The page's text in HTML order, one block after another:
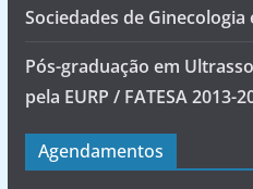
Sociedades de
Pós-graduação em
pela EURP / FATESA 2013-
Agendamentos